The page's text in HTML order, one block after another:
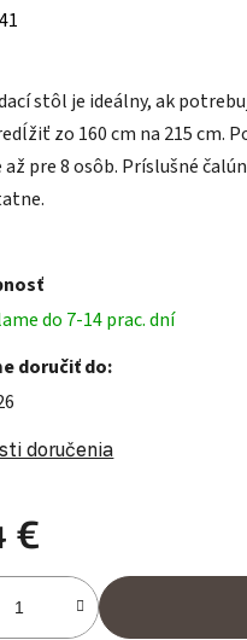
stôl je ideálny, ak
zo 160 cm na 215 cm.
až pre 8 osôb. Príslušné
do 7-14 prac. dní
doručiť do:
doručenia
€
cena: